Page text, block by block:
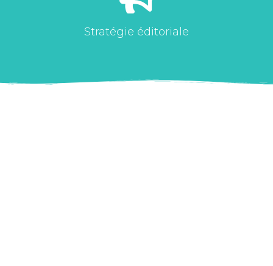
Stratégie éditoriale